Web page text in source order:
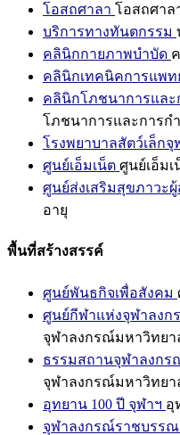
โอสถศาลา โอสถศาล
บริการทางทันตกรรม
คลินิกกายภาพบำบัด
คลินิกเทคนิคการแพท
คลินิกโภชนาการและ
โภชนาการและการก
โรงพยาบาลสัตว์เล็กจุ
ศูนย์เอ็มเน็ต ศูนย์เอ็มเ
ศูนย์ส่งเสริมสุขภาวะผู้
อายุ
พื้นที่สร้างสรรค์
ศูนย์พันธกิจเพื่อสังคม
ศูนย์กีฬาแห่งจุฬาลงก
จุฬาลงกรณ์มหาวิทยา
ธรรมสถานจุฬาลงกร
จุฬาลงกรณ์มหาวิทยา
อุทยาน 100 ปี จุฬาฯ อุ
จุฬาลงกรณ์ราชบรรณ